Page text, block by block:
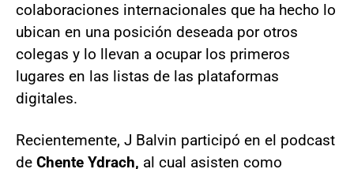
colaboraciones internacionales que ha hecho lo
ubican en una posición deseada por otros
colegas y lo llevan a ocupar los primeros
lugares en las listas de las plataformas
digitales.
Recientemente, J Balvin participó en el podcast
de Chente Ydrach, al cual asisten como